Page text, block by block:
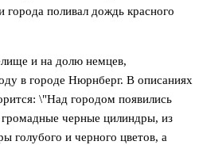
поливал дождь красного
и на долю немцев,
в городе Нюрнберг. В описаниях
\"Над городом появились
черные цилиндры, из
голубого и черного цветов, а